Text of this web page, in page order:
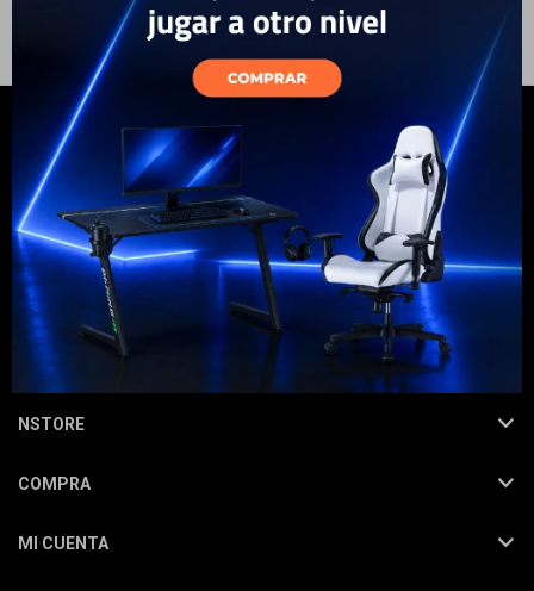
NEWSLETTER
¡Suscribite y recibí todas nuestras novedades!
SUSCRIBIRME
NSTORE
COMPRA
MI CUENTA
Electrodomésticos
Hogar
Marcas
Gaming